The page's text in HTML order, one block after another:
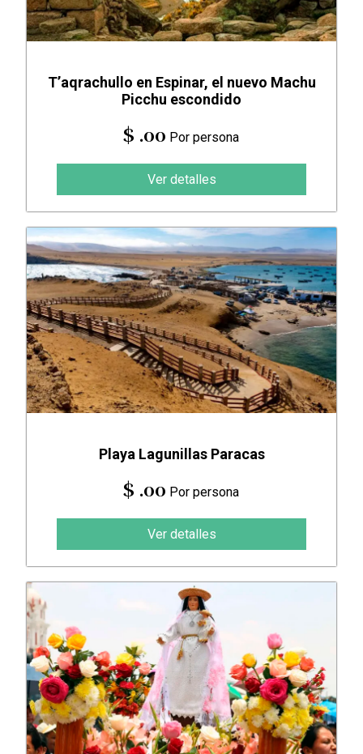
T’aqrachullo en Espinar, el nuevo Machu
Picchu escondido
$ .00 Por persona
Ver detalles
Playa Lagunillas Paracas
$ .00 Por persona
Ver detalles